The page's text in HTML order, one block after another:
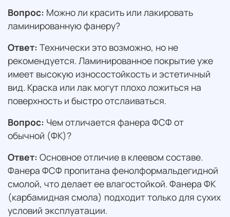
Вопрос: Можно ли красить или лакировать
ламинированную фанеру?
Ответ: Технически это возможно, но не
рекомендуется. Ламинированное покрытие уже
имеет высокую износостойкость и эстетичный
вид. Краска или лак могут плохо ложиться на
поверхность и быстро отслаиваться.
Вопрос: Чем отличается фанера ФСФ от
обычной (ФК)?
Ответ: Основное отличие в клеевом составе.
Фанера ФСФ пропитана фенолформальдегидной
смолой, что делает ее влагостойкой. Фанера ФК
(карбамидная смола) подходит только для сухих
условий эксплуатации.